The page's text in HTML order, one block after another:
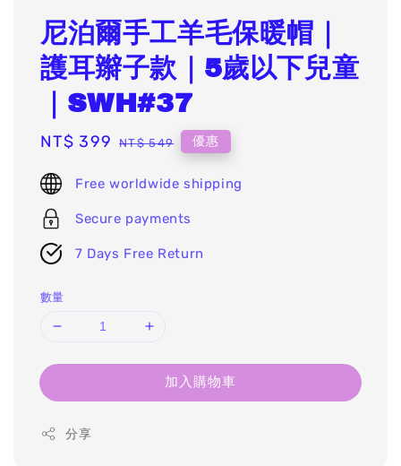
尼泊爾手工羊毛保暖帽｜
護耳辮子款｜5歲以下兒童
｜SWH#37
Sale
NT$ 399 Regular
NT$ 549 優惠
Free worldwide shipping
Secure payments
7 Days Free Return
數量
加入購物車
分享